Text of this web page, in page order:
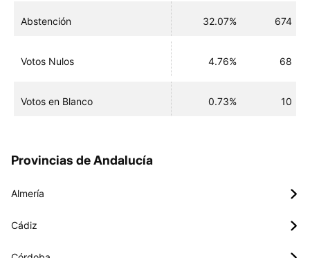
Abstención 32.07% 674
Votos Nulos 4.76% 68
Votos en Blanco 0.73% 10
Provincias de Andalucía
Almería
Cádiz